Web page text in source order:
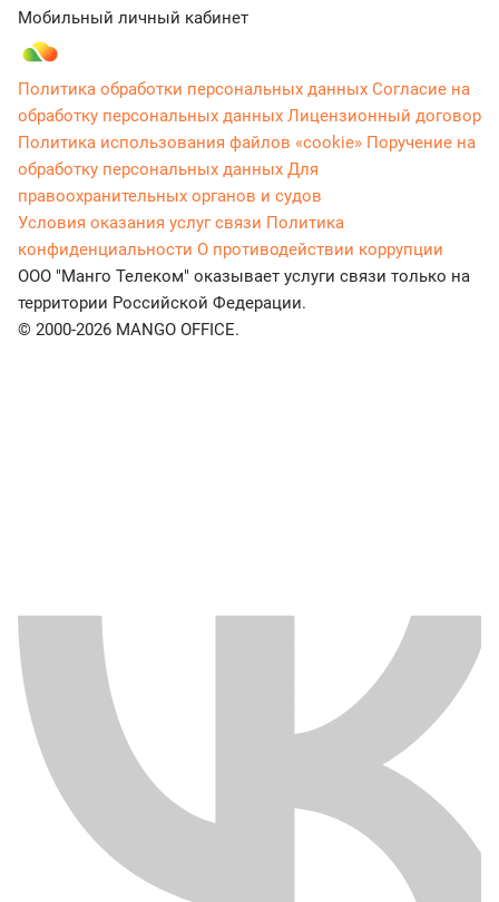
Мобильный личный кабинет
Политика обработки персональных данных Согласие на
обработку персональных данных Лицензионный договор
Политика использования файлов «cookie» Поручение на
обработку персональных данных Для
правоохранительных органов и судов
Условия оказания услуг связи Политика
конфиденциальности О противодействии коррупции
ООО "Манго Телеком" оказывает услуги связи только на
территории Российской Федерации.
© 2000-2026 MANGO OFFICE.